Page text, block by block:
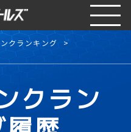
クランキング
クラン